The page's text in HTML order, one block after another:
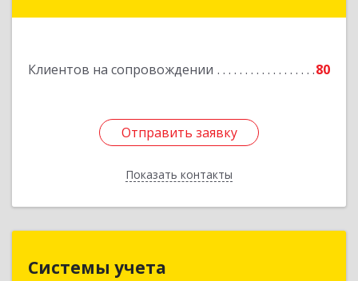
Клиентов на сопровождении 80
Отправить заявку
Показать контакты
Отправить заявку
Назад
Системы учета